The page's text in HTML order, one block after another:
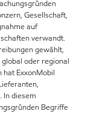
Gesellschaft,
auf
verwandt.
gewählt,
oder regional
ExxonMobil
In diesem
Begriffe